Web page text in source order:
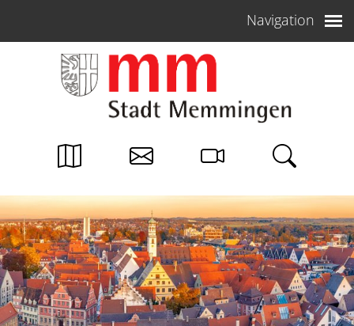
Navigation